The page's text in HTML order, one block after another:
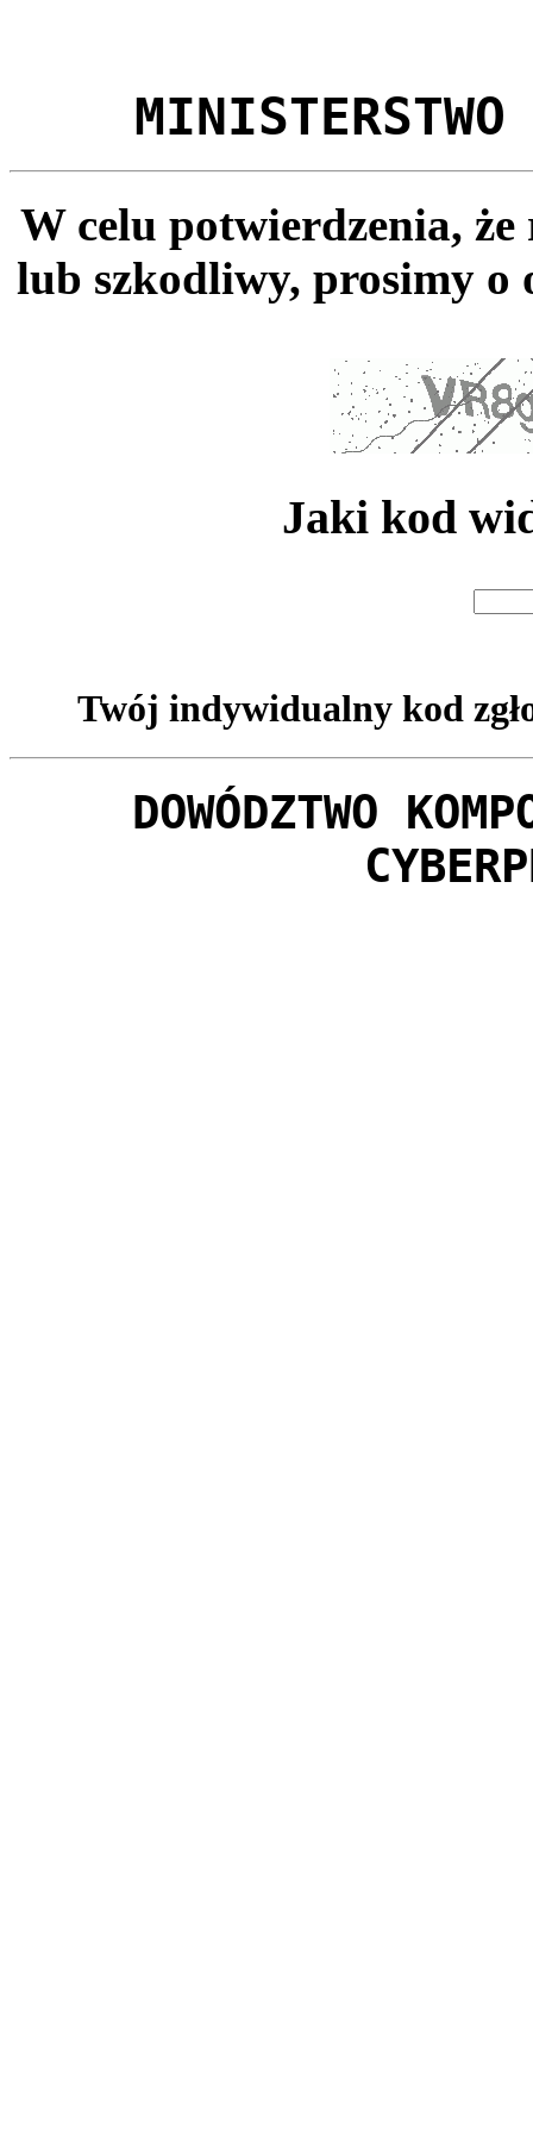
MINISTERSTWO
W celu potwierdzenia,
lub szkodliwy, prosimy o
Jaki kod
Twój indywidualny kod
DOWÓDZTWO